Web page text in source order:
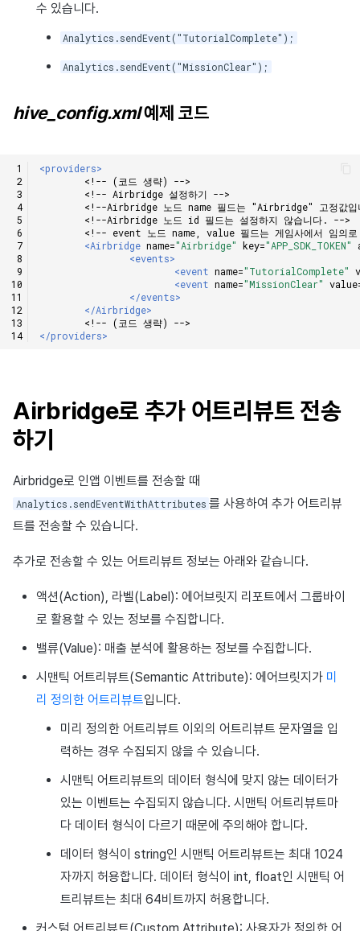
수 있습니다.
Analytics.sendEvent("TutorialComplete");
Analytics.sendEvent("MissionClear");
hive_config.xml예제 코드
<providers>
<!-- (코드 생략) -->
<!-- Airbridge 설정하기 -->
<!--Airbridge 노드 name 필드는 "Airbridge" 고정값
<!--Airbridge 노드 id 필드는 설정하지 않습니다. -->
<!-- event 노드 name, value 필드는 게임사에서 임의
<Airbridge name="Airbridge" key="APP_SDK_TOKEN"
<events>
<event name="TutorialComplete"
<event name="MissionClear"
</events>
</Airbridge>
<!-- (코드 생략) -->
</providers>
Airbridge로 추가 어트리뷰트 전송
하기
Airbridge로 인앱 이벤트를 전송할 때
Analytics.sendEventWithAttributes 를 사용하여 추가 어트리뷰
트를 전송할 수 있습니다.
추가로 전송할 수 있는 어트리뷰트 정보는 아래와 같습니다.
액션(Action), 라벨(Label): 에어브릿지 리포트에서 그룹바이
로 활용할 수 있는 정보를 수집합니다.
밸류(Value): 매출 분석에 활용하는 정보를 수집합니다.
시맨틱 어트리뷰트(Semantic Attribute): 에어브릿지가 미
리 정의한 어트리뷰트입니다.
미리 정의한 어트리뷰트 이외의 어트리뷰트 문자열을 입
력하는 경우 수집되지 않을 수 있습니다.
시맨틱 어트리뷰트의 데이터 형식에 맞지 않는 데이터가
있는 이벤트는 수집되지 않습니다. 시맨틱 어트리뷰트마
다 데이터 형식이 다르기 때문에 주의해야 합니다.
데이터 형식이 string인 시맨틱 어트리뷰트는 최대 1024
자까지 허용합니다. 데이터 형식이 int, float인 시맨틱 어
트리뷰트는 최대 64비트까지 허용합니다.
커스텀 어트리뷰트(Custom Attribute): 사용자가 정의한 어